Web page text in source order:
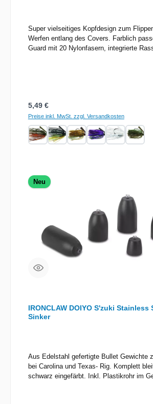
Super vielseitiges Kopfdesign zum
Werfen entlang des Covers. Farblich
Guard mit 20 Nylonfasern, integrierte
Regulärer Preis:
5,49 €
Preise inkl. MwSt. zzgl. Versandkosten
Neu
IRONCLAW DOIYO S'zuki Stainless
Sinker
Aus Edelstahl gefertigte Bullet Gewichte
bei Carolina und Texas- Rig. Komplett
schwarz eingefärbt. Inkl. Plastikrohr im